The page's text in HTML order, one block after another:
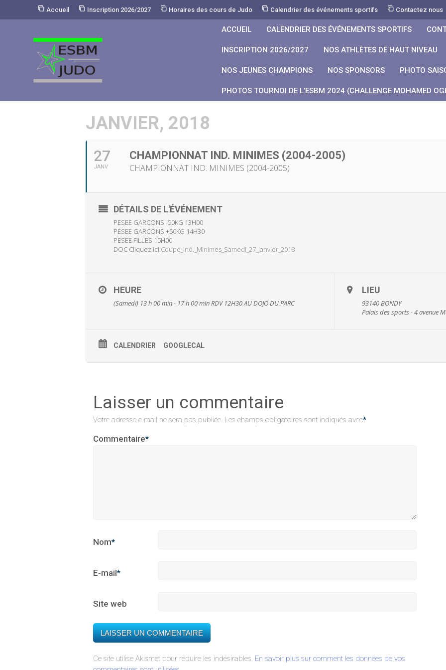
Accueil Inscription 2026/2027 Horaires des cours de Judo Calendrier des événements sportifs Contactez nous
ACCUEIL CALENDRIER DES ÉVÉNEMENTS SPORTIFS
INSCRIPTION 2026/2027 NOS ATHLÈTES DE HAUT NIVEAU
NOS JEUNES CHAMPIONS NOS SPONSORS PHOTO
PHOTOS TOURNOI DE L’ESBM 2024 (CHALLENGE MOHAMED
JANVIER, 2018
27
JANV
CHAMPIONNAT IND. MINIMES (2004-2005)
CHAMPIONNAT IND. MINIMES (2004-2005)
DÉTAILS DE L'ÉVÉNEMENT
PESEE GARCONS -50KG 13H00
PESEE GARCONS +50KG 14H30
PESEE FILLES 15H00
DOC Cliquez ici:Coupe_Ind._Minimes_Samedi_27_Janvier_2018
HEURE
(Samedi) 13 h 00 min - 17 h 00 minRDV 12H30 AU DOJO DU PARC
LIEU
93140 BONDY
Palais des sports - 4 avenue
CALENDRIER GOOGLECAL
Laisser un commentaire
Votre adresse e-mail ne sera pas publiée. Les champs obligatoires sont indiqués avec*
Commentaire*
Nom*
E-mail*
Site web
Ce site utilise Akismet pour réduire les indésirables. En savoir plus sur comment les données de vos